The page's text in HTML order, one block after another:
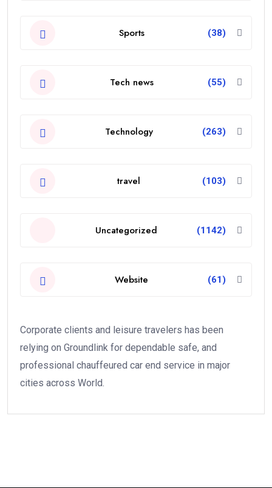
Sports (38)
Tech news (55)
Technology (263)
travel (103)
Uncategorized (1142)
Website (61)
Corporate clients and leisure travelers has been
relying on Groundlink for dependable safe, and
professional chauffeured car end service in major
cities across World.